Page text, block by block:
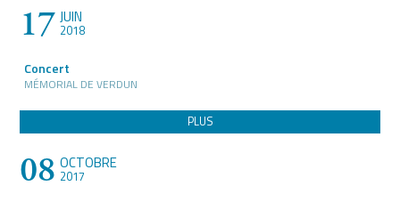
17 JUIN
2018
Concert
MÉMORIAL DE VERDUN
PLUS
08 OCTOBRE
2017